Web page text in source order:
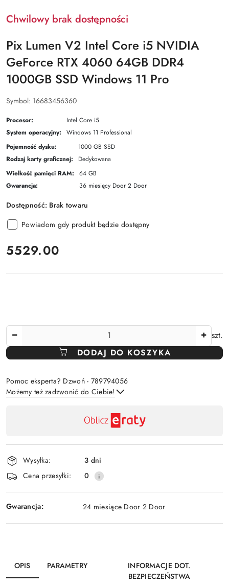
Chwilowy brak dostępności
Pix Lumen V2 Intel Core i5 NVIDIA
GeForce RTX 4060 64GB DDR4
1000GB SSD Windows 11 Pro
Symbol: 16683456360
Procesor:
Intel Core i5
System operacyjny:
Windows 11 Professional
Pojemność dysku:
1000 GB SSD
Rodzaj karty graficznej:
Dedykowana
Wielkość pamięci RAM:
64 GB
Gwarancja:
36 miesięcy Door 2 Door
Dostępność: Brak towaru
Powiadom gdy produkt będzie dostępny
cena:
5529.00
szt.
DODAJ DO KOSZYKA
Pomoc eksperta? Dzwoń - 789794056
Możemy też zadzwonić do Ciebie!
płatność
i
dostawa
Wysyłka:
3 dni
Cena przesyłki:
0
Gwarancja: 24 miesiące Door 2 Door
OPIS PARAMETRY
INFORMACJE DOT.
BEZPIECZEŃSTWA